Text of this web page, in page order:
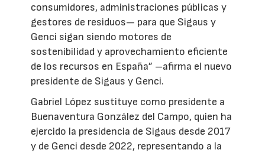
consumidores, administraciones públicas y
gestores de residuos— para que Sigaus y
Genci sigan siendo motores de
sostenibilidad y aprovechamiento eficiente
de los recursos en España” –afirma el nuevo
presidente de Sigaus y Genci.
Gabriel López sustituye como presidente a
Buenaventura González del Campo, quien ha
ejercido la presidencia de Sigaus desde 2017
y de Genci desde 2022, representando a la